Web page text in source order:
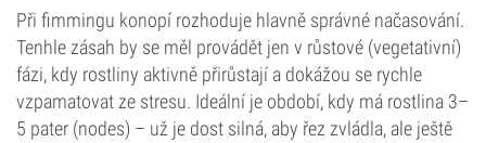
Při fimmingu konopí rozhoduje hlavně správné načasování.
Tenhle zásah by se měl provádět jen v růstové (vegetativní)
fázi, kdy rostliny aktivně přirůstají a dokážou se rychle
vzpamatovat ze stresu. Ideální je období, kdy má rostlina 3–
5 pater (nodes) – už je dost silná, aby řez zvládla, ale ještě